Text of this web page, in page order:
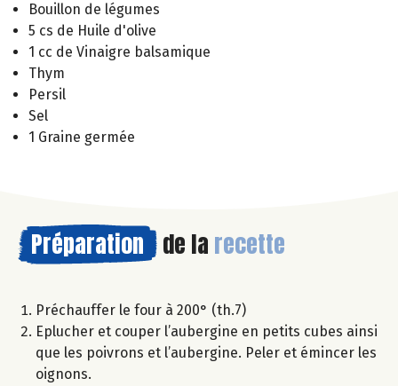
Bouillon de légumes
5 cs de Huile d'olive
1 cc de Vinaigre balsamique
Thym
Persil
Sel
1 Graine germée
Préparation de la recette
Préchauffer le four à 200° (th.7)
Eplucher et couper l’aubergine en petits cubes ainsi
que les poivrons et l’aubergine. Peler et émincer les
oignons.